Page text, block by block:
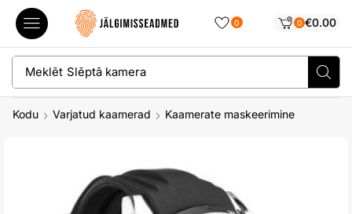
0 0 €0.00
Meklēt Slēptā kamera
Kodu Varjatud kaamerad Kaamerate maskeerimine